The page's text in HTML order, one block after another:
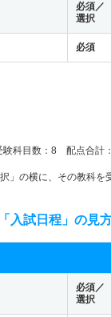
必須／
選択
必須
科目数：8 配点合計：
」の横に、その教科を
入試日程」の見
必須／
選択